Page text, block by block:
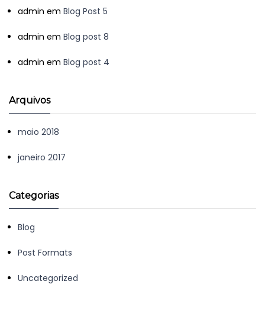
admin em Blog Post 5
admin em Blog post 8
admin em Blog post 4
Arquivos
maio 2018
janeiro 2017
Categorias
Blog
Post Formats
Uncategorized